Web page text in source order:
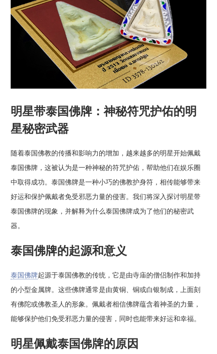
明星带泰国佛牌：神秘符咒护佑的明
星秘密武器
随着泰国佛教的传播和影响力的增加，越来越多的明星开始佩戴
泰国佛牌，这被认为是一种神秘的符咒护佑，帮助他们在娱乐圈
中取得成功。泰国佛牌是一种小巧的佛教护身符，相传能够带来
好运和保护佩戴者免受邪恶力量的侵害。我们将深入探讨明星带
泰国佛牌的现象，并解释为什么泰国佛牌成为了他们的秘密武
器。
泰国佛牌的起源和意义
泰国佛牌起源于泰国佛教的传统，它是由寺庙的僧侣制作和加持
的小型金属牌。这些佛牌通常是由黄铜、铜或白银制成，上面刻
有佛陀或佛教圣人的形象。佩戴者相信佛牌蕴含着神圣的力量，
能够保护他们免受邪恶力量的侵害，同时也能带来好运和幸福。
明星佩戴泰国佛牌的原因